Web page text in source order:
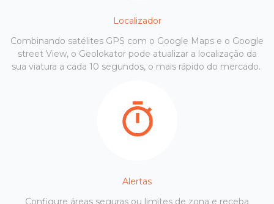
Localizador
Combinando satélites GPS com o Google Maps e o Google
street View, o Geolokator pode atualizar a localização da
sua viatura a cada 10 segundos, o mais rápido do mercado.
Alertas
Configure áreas seguras ou limites de zona e receba